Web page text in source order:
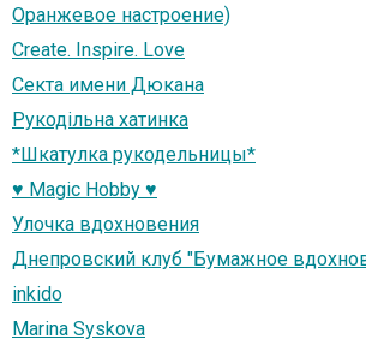
Оранжевое настроение)
Create. Inspire. Love
Секта имени Дюкана
Рукодільна хатинка
*Шкатулка рукодельницы*
♥ Magic Hobby ♥
Улочка вдохновения
Днепровский клуб "Бумажное
inkido
Marina Syskova